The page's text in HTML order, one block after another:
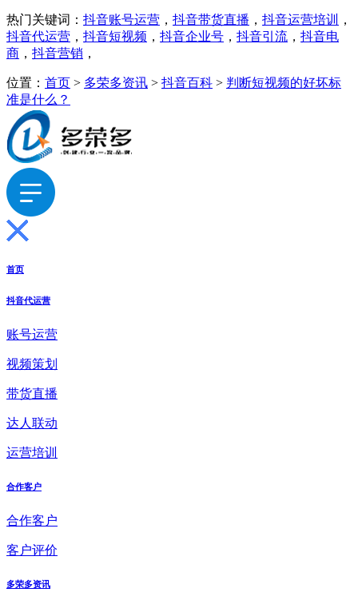
热门关键词： 抖音账号运营 ， 抖音带货直播 ， 抖音运营培训
，
抖音代运营 ， 抖音短视频 ， 抖音企业号 ， 抖音引流 ， 抖音电
商 ， 抖音营销 ，
位置： 首页 > 多荣多资讯 > 抖音百科 > 判断短视频的好坏标
准是什么？
首页
抖音代运营
账号运营
视频策划
带货直播
达人联动
运营培训
合作客户
合作客户
客户评价
多荣多资讯